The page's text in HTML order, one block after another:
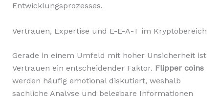
Entwicklungsprozesses.
Vertrauen, Expertise und E-E-A-T im Kryptobereich
Gerade in einem Umfeld mit hoher Unsicherheit ist
Vertrauen ein entscheidender Faktor. Flipper coins
werden häufig emotional diskutiert, weshalb
sachliche Analyse und belegbare Informationen